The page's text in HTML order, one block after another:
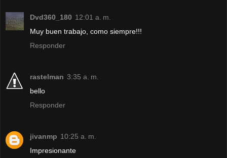
Dvd360_180 12:01 a. m.
Muy buen trabajo, como siempre!!!
Responder
rastelman 3:35 a. m.
bello
Responder
jivanmp 10:25 a. m.
Impresionante